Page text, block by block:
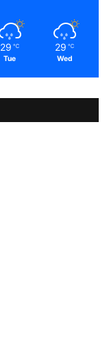
29 ℃
Tue
29 ℃
Wed